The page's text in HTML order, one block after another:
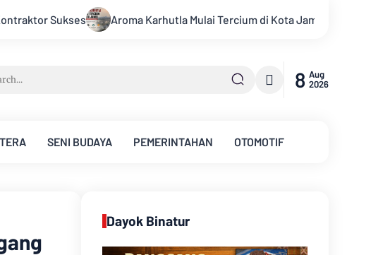
Mulai Tercium di Kota Jambi, Warga Diminta Waspada Hadapi Puncak
8 Aug
2026
SENI BUDAYA PEMERINTAHAN OTOMOTIF
Dayok Binatur